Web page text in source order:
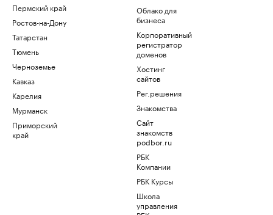
Пермский край
Ростов-на-Дону
Татарстан
Тюмень
Черноземье
Кавказ
Карелия
Мурманск
Приморский
край
Облако для
бизнеса
Корпоративный
регистратор
доменов
Хостинг
сайтов
Рег.решения
Знакомства
Сайт
знакомств
podbor.ru
РБК
Компании
РБК Курсы
Школа
управления